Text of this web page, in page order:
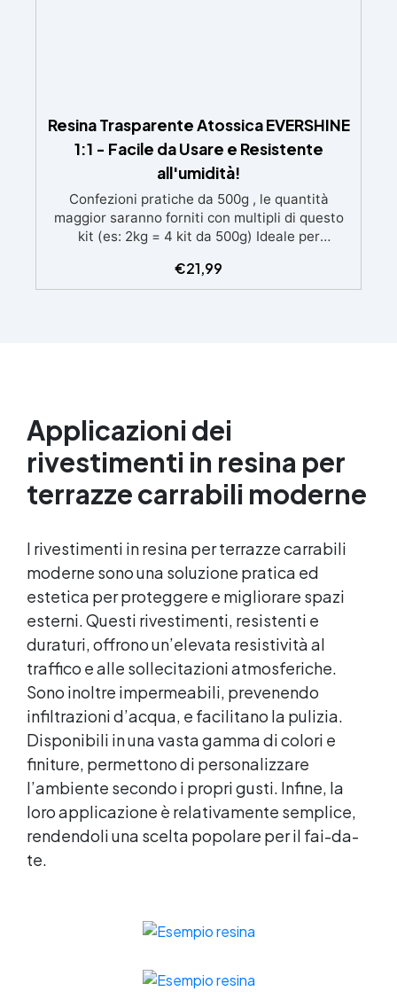
Resina Trasparente Atossica EVERSHINE
1:1 - Facile da Usare e Resistente
all'umidità!
Confezioni pratiche da 500g , le quantità
maggior saranno forniti con multipli di questo
kit (es: 2kg = 4 kit da 500g) Ideale per
inizia. Sempre lucida: garantisce una finitura
brillante e uniforme in ogni condizione.
€21,99
Applicazioni dei
rivestimenti in resina per
terrazze carrabili moderne
I rivestimenti in resina per terrazze carrabili
moderne sono una soluzione pratica ed
estetica per proteggere e migliorare spazi
esterni. Questi rivestimenti, resistenti e
duraturi, offrono un’elevata resistività al
traffico e alle sollecitazioni atmosferiche.
Sono inoltre impermeabili, prevenendo
infiltrazioni d’acqua, e facilitano la pulizia.
Disponibili in una vasta gamma di colori e
finiture, permettono di personalizzare
l’ambiente secondo i propri gusti. Infine, la
loro applicazione è relativamente semplice,
rendendoli una scelta popolare per il fai-da-
te.